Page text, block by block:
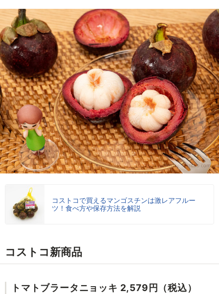
コストコで買えるマンゴスチンは激レアフルー
ツ！食べ方や保存方法を解説
コストコ新商品
トマトブラータニョッキ 2,579円（税込）